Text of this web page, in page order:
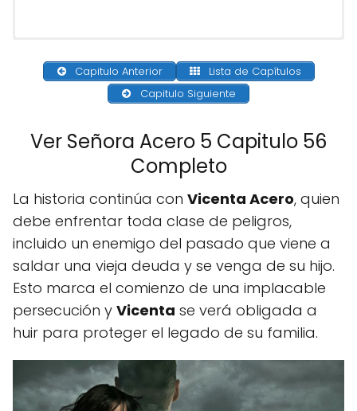
Capitulo Anterior
Lista de Capítulos
Capitulo Siguiente
Ver Señora Acero 5 Capitulo 56
Completo
La historia continúa con Vicenta Acero, quien
debe enfrentar toda clase de peligros,
incluido un enemigo del pasado que viene a
saldar una vieja deuda y se venga de su hijo.
Esto marca el comienzo de una implacable
persecución y Vicenta se verá obligada a
huir para proteger el legado de su familia.